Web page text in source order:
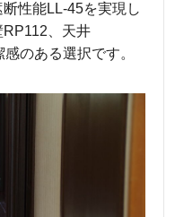
性能LL-45を実現し
、天井
のある選択です。